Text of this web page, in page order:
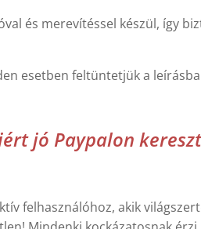
és merevítéssel készül, így
esetben feltüntetjük a
jó Paypalon
felhasználóhoz, akik